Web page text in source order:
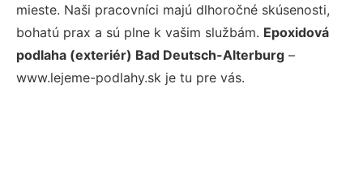
mieste. Naši pracovníci majú dlhoročné skúsenosti,
bohatú prax a sú plne k vašim službám. Epoxidová
podlaha (exteriér) Bad Deutsch-Alterburg –
www.lejeme-podlahy.sk je tu pre vás.